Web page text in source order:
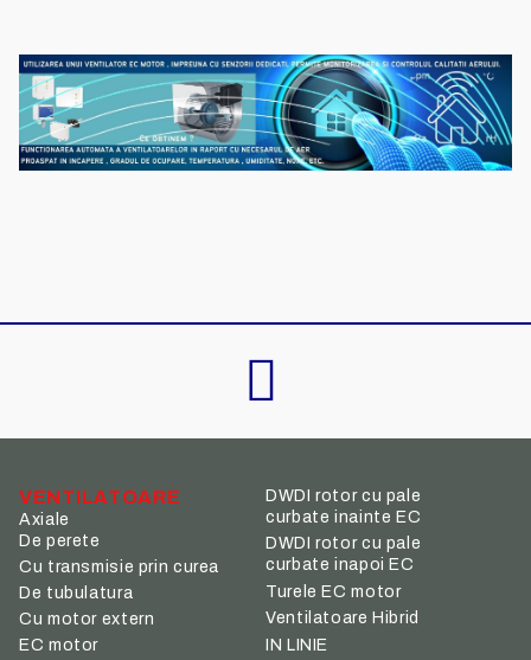
VENTILATOARE
Axiale
De perete
Cu transmisie prin curea
De tubulatura
Cu motor extern
EC motor
DWDI rotor cu pale
curbate inainte EC
DWDI rotor cu pale
curbate inapoi EC
Turele EC motor
Ventilatoare Hibrid
IN LINIE